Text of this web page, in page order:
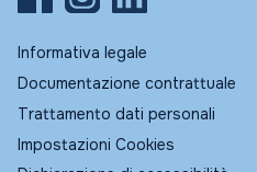
Informativa legale
Documentazione contrattuale
Trattamento dati personali
Impostazioni Cookies